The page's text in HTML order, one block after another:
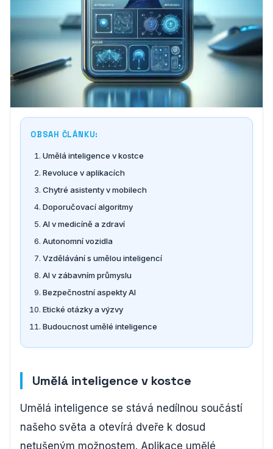
OBSAH ČLÁNKU:
Umělá inteligence v kostce
Revoluce v aplikacích
Chytré asistenty v mobilech
Doporučovací algoritmy
AI v medicíně a zdraví
Autonomní vozidla
Vzdělávání s umělou inteligencí
AI v zábavním průmyslu
Bezpečnostní aspekty AI
Etické otázky a výzvy
Budoucnost umělé inteligence
Umělá inteligence v kostce
Umělá inteligence se stává nedílnou součástí
našeho světa a otevírá dveře k dosud
netušeným možnostem. Aplikace umělé